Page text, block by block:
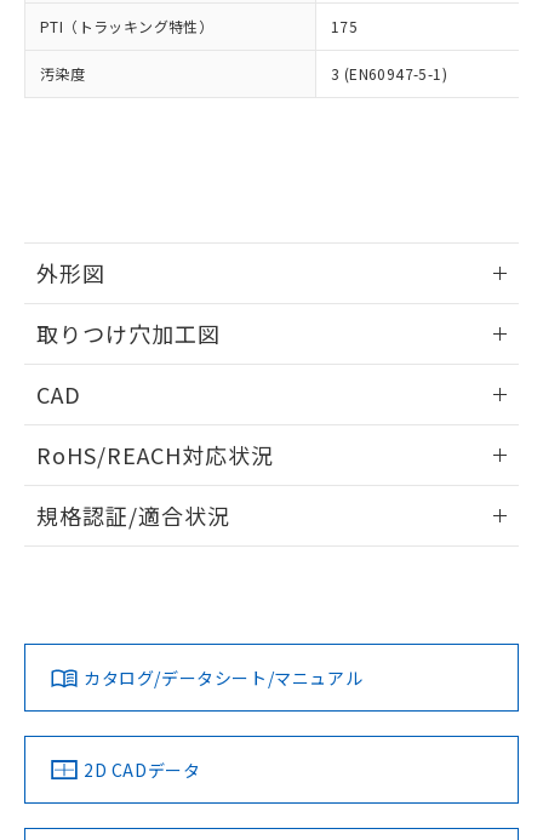
PTI（トラッキング特性） 175
汚染度 3 (EN60947-5-1)
外形図
取りつけ穴加工図
CAD
ドすることができます。
ログイン/会員登録
ダウンロードデータをご利用いただく前に、以下を必ずお読
みください。
ソフトウェアの使用条件
RoHS/REACH対応状況
EU RoHS 注意事項・凡例
対応済み
中国 RoHS 注意事項・凡例
規格認証/適合状況
LR型式承認
（イギリス
船舶規格）
DNV型式承認
（ノルウェー
BV型式承認
（フランス
KR型式
（韓国
No No No No
カタログ/データシート/マニュアル
2D CADデータ
※当社の共同利用者とは、"個人情報
の「1.共同利
用者の範囲」に記載されている法人を
EU RoHS指令（10物質）の非含有証明書
51物質の非含有証明書（当社基準）
※本証明書は発行日時点で非含有を証明す
るもので、過去に遡って非含有を証明する
していることから、特段のことがない限
り、2022年1月12日より割愛しておりま
す。